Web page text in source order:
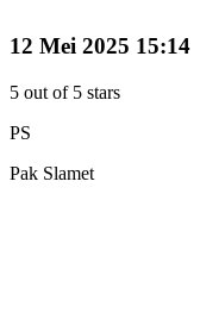
12 Mei 2025 15:14
5 out of 5 stars
PS
Pak Slamet